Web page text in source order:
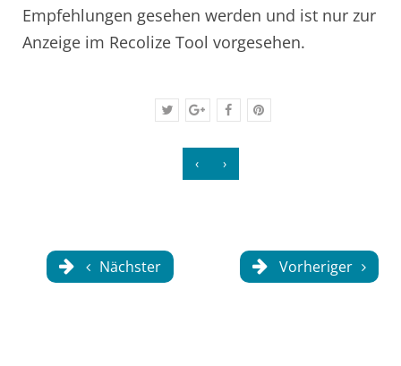
Empfehlungen gesehen werden und ist nur zur
Anzeige im Recolize Tool vorgesehen.
‹ ›
Nächster Vorheriger